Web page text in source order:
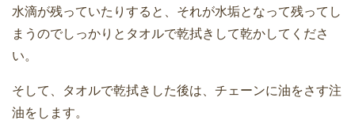
水滴が残っていたりすると、それが水垢となって残ってし
まうのでしっかりとタオルで乾拭きして乾かしてくださ
い。
そして、タオルで乾拭きした後は、チェーンに油をさす注
油をします。